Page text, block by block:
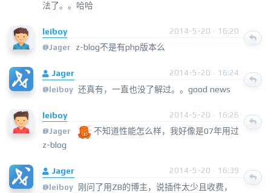
法了。。哈哈
leiboy
2014-5-20 · 16:20
@Jager z-blog不是有php版本么
Jager
2014-5-20 · 16:24
@ leiboy 还真有，一直也没了解过。。good news
leiboy
2014-5-20 · 16:26
@Jager
不知道性能怎么样，我好像是07年用过
z-blog
Jager
2014-5-20 · 16:39
@ leiboy
刚问了用ZB的博主，说插件太少且收费，